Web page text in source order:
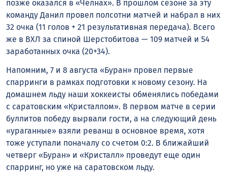
позже оказался в «Челнах». В прошлом сезоне за эту
команду Данил провел полсотни матчей и набрал в них
32 очка (11 голов + 21 результативная передача). Всего
же в ВХЛ за спиной Шерстобитова — 109 матчей и 54
заработанных очка (20+34).
Напомним, 7 и 8 августа «Буран» провел первые
спарринги в рамках подготовки к новому сезону. На
домашнем льду наши хоккеисты обменялись победами
с саратовским «Кристаллом». В первом матче в серии
буллитов победу вырвали гости, а на следующий день
«ураганные» взяли реванш в основное время, хотя
тоже уступали поначалу со счетом 0:2. В ближайший
четверг «Буран» и «Кристалл» проведут еще один
спарринг, но уже на саратовском льду.